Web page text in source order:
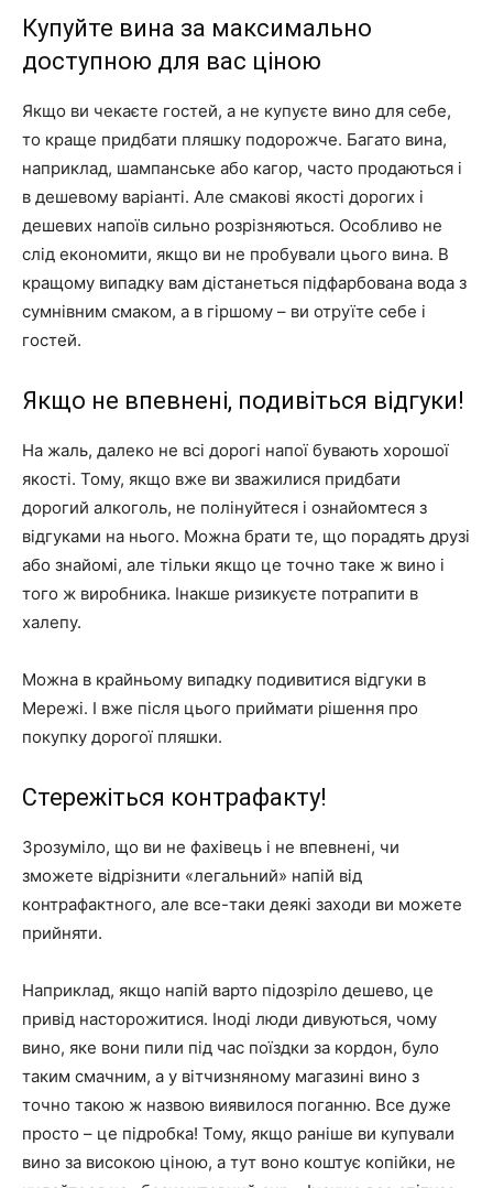
Купуйте вина за максимально
доступною для вас ціною
Якщо ви чекаєте гостей, а не купуєте вино для себе,
то краще придбати пляшку подорожче. Багато вина,
наприклад, шампанське або кагор, часто продаються і
в дешевому варіанті. Але смакові якості дорогих і
дешевих напоїв сильно розрізняються. Особливо не
слід економити, якщо ви не пробували цього вина. В
кращому випадку вам дістанеться підфарбована вода з
сумнівним смаком, а в гіршому – ви отруїте себе і
гостей.
Якщо не впевнені, подивіться відгуки!
На жаль, далеко не всі дорогі напої бувають хорошої
якості. Тому, якщо вже ви зважилися придбати
дорогий алкоголь, не полінуйтеся і ознайомтеся з
відгуками на нього. Можна брати те, що порадять друзі
або знайомі, але тільки якщо це точно таке ж вино і
того ж виробника. Інакше ризикуєте потрапити в
халепу.
Можна в крайньому випадку подивитися відгуки в
Мережі. І вже після цього приймати рішення про
покупку дорогої пляшки.
Стережіться контрафакту!
Зрозуміло, що ви не фахівець і не впевнені, чи
зможете відрізнити «легальний» напій від
контрафактного, але все-таки деякі заходи ви можете
прийняти.
Наприклад, якщо напій варто підозріло дешево, це
привід насторожитися. Іноді люди дивуються, чому
вино, яке вони пили під час поїздки за кордон, було
таким смачним, а у вітчизняному магазині вино з
точно такою ж назвою виявилося поганню. Все дуже
просто – це підробка! Тому, якщо раніше ви купували
вино за високою ціною, а тут воно коштує копійки, не